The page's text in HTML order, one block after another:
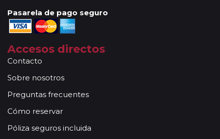
Pasarela de pago seguro
Accesos directos
Contacto
Sobre nosotros
Preguntas frecuentes
Cómo reservar
Póliza seguros incluida